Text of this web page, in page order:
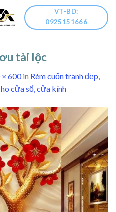
VT-BD:
0925151666
tài lộc
× 600in Rèm cuốn tranh đẹp,
cửa sổ, cửa kính